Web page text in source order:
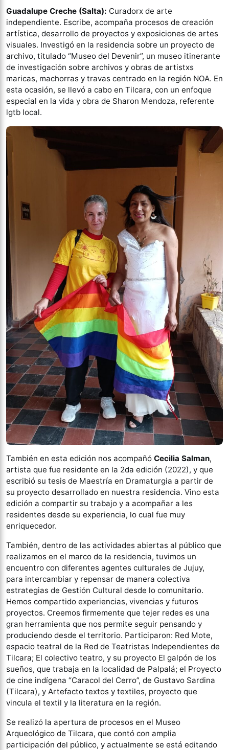
Guadalupe Creche (Salta): Curadorx de arte
independiente. Escribe, acompaña procesos de creación
artística, desarrollo de proyectos y exposiciones de artes
visuales. Investigó en la residencia sobre un proyecto de
archivo, titulado “Museo del Devenir”, un museo itinerante
de investigación sobre archivos y obras de artistxs
maricas, machorras y travas centrado en la región NOA. En
esta ocasión, se llevó a cabo en Tilcara, con un enfoque
especial en la vida y obra de Sharon Mendoza, referente
lgtb local.
También en esta edición nos acompañó Cecilia Salman,
artista que fue residente en la 2da edición (2022), y que
escribió su tesis de Maestría en Dramaturgia a partir de
su proyecto desarrollado en nuestra residencia. Vino esta
edición a compartir su trabajo y a acompañar a les
residentes desde su experiencia, lo cual fue muy
enriquecedor.
También, dentro de las actividades abiertas al público que
realizamos en el marco de la residencia, tuvimos un
encuentro con diferentes agentes culturales de Jujuy,
para intercambiar y repensar de manera colectiva
estrategias de Gestión Cultural desde lo comunitario.
Hemos compartido experiencias, vivencias y futuros
proyectos. Creemos firmemente que tejer redes es una
gran herramienta que nos permite seguir pensando y
produciendo desde el territorio. Participaron: Red Mote,
espacio teatral de la Red de Teatristas Independientes de
Tilcara; El colectivo teatro, y su proyecto El galpón de los
sueños, que trabaja en la localidad de Palpalá; el Proyecto
de cine indígena “Caracol del Cerro”, de Gustavo Sardina
(Tilcara), y Artefacto textos y textiles, proyecto que
vincula el textil y la literatura en la región.
Se realizó la apertura de procesos en el Museo
Arqueológico de Tilcara, que contó con amplia
participación del público, y actualmente se está editando